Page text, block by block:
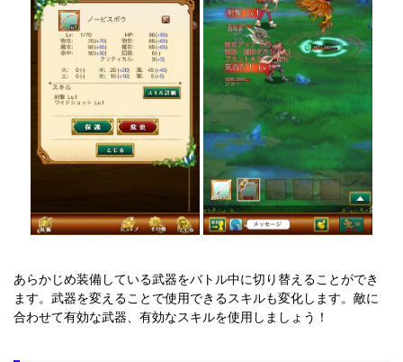
あらかじめ装備している武器をバトル中に切り替えることができ
ます。武器を変えることで使用できるスキルも変化します。敵に
合わせて有効な武器、有効なスキルを使用しましょう！